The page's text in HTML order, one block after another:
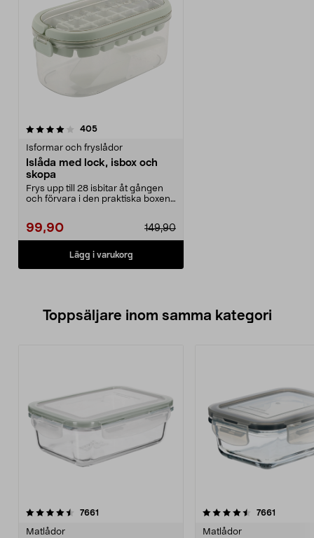
405recensioner
Isformar och fryslådor
Islåda med lock, isbox och
skopa
Frys upp till 28 isbitar åt gången
och förvara i den praktiska boxen.
149,90
99,90
Lägg i varukorg
Toppsäljare inom samma kategori
7661
Matlådor
4.5 av 5 stjärnor 7661
Matlådor
4.0 av 5 stjärnor